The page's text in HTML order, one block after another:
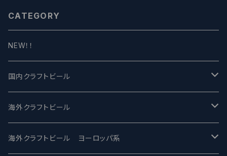
CATEGORY
NEW！！
国内クラフトビール
UCHU BREWING -うちゅうブルーイング
バテレ -VERTERE
海外クラフトビール
Modern Times モダンタイムズ
海外クラフトビール ヨーロッパ系